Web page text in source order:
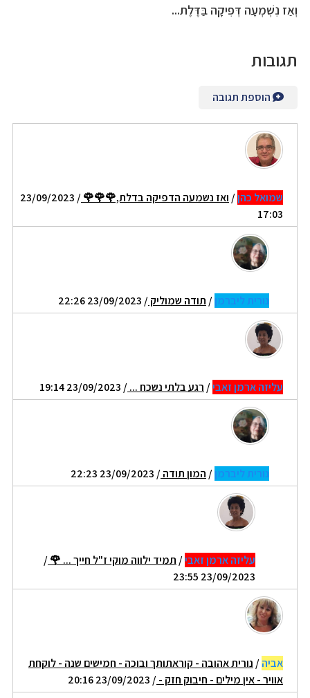
וְאַז נִשְׁמְעָה דְּפִיקָה בַּדֶּלֶת...
תגובות
הוספת תגובה
שמואל כהן/ ואז נשמעה הדפיקה בדלת,🌹🌹🌹
/ 23/09/2023
17:03
נורית ליברמן/ תודה שמוליק/ 23/09/2023 22:26
עליזה ארמן זאבי/ רגע בלתי נשכח .../ 23/09/2023 19:14
נורית ליברמן/ המון תודה/ 23/09/2023 22:23
עליזה ארמן זאבי/ תמיד ילווה מוקי ז"ל חייך ... 🌹/
23/09/2023 23:55
אביה/ נורית אהובה - קוראתותך ובוכה - חמישים שנה - לוקחת
אוויר - אין מילים - חיבוק חזק -/ 23/09/2023 20:16